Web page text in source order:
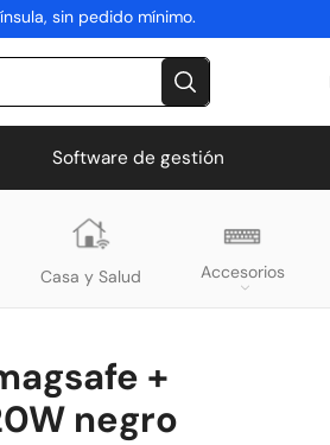
sin pedido mínimo.
Software de gestión
Casa y Salud Accesorios
+
negro